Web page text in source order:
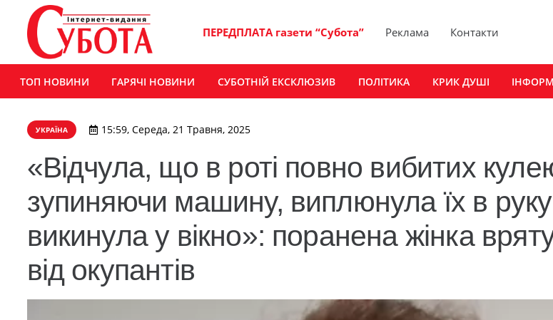
ПЕРЕДПЛАТА газети “Субота” Реклама Контакти
ТОП НОВИНИ ГАРЯЧІ НОВИНИ СУБОТНІЙ ЕКСКЛЮЗИВ ПОЛІТИКА КРИК ДУШІ
УКРАЇНА 15:59, Середа, 21 Травня, 2025
«Відчула, що в роті повно вибитих
зупиняючи машину, виплюнула їх в
викинула у вікно»: поранена жінка
від окупантів